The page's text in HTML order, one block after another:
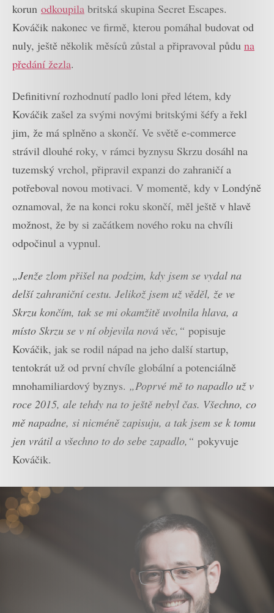
korun odkoupila britská skupina Secret Escapes.
Kováčik nakonec ve firmě, kterou pomáhal budovat od
nuly, ještě několik měsíců zůstal a připravoval půdu na
předání žezla.
Definitivní rozhodnutí padlo loni před létem, kdy
Kováčik zašel za svými novými britskými šéfy a řekl
jim, že má splněno a skončí. Ve světě e-commerce
strávil dlouhé roky, v rámci byznysu Skrzu dosáhl na
tuzemský vrchol, připravil expanzi do zahraničí a
potřeboval novou motivaci. V momentě, kdy v Londýně
oznamoval, že na konci roku skončí, měl ještě v hlavě
možnost, že by si začátkem nového roku na chvíli
odpočinul a vypnul.
„Jenže zlom přišel na podzim, kdy jsem se vydal na
delší zahraniční cestu. Jelikož jsem už věděl, že ve
Skrzu končím, tak se mi okamžitě uvolnila hlava, a
místo Skrzu se v ní objevila nová věc,“ popisuje
Kováčik, jak se rodil nápad na jeho další startup,
tentokrát už od první chvíle globální a potenciálně
mnohamiliardový byznys. „Poprvé mě to napadlo už v
roce 2015, ale tehdy na to ještě nebyl čas. Všechno, co
mě napadne, si nicméně zapisuju, a tak jsem se k tomu
jen vrátil a všechno to do sebe zapadlo,“ pokyvuje
Kováčik.